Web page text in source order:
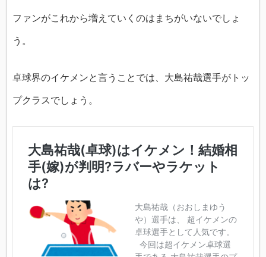
ファンがこれから増えていくのはまちがいないでしょ
う。
卓球界のイケメンと言うことでは、大島祐哉選手がトッ
プクラスでしょう。